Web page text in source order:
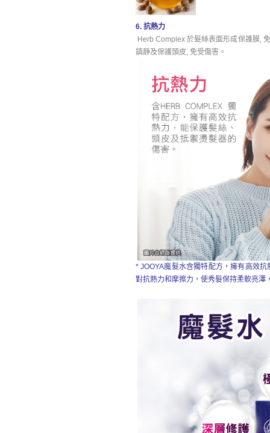
6. 抗熱力
Herb Complex 於髮絲表面形成保護膜,
鎮靜及保護頭皮, 免受傷害。
*JOOYA魔髮水含獨特配方，擁有高效抗
對抗熱力和摩擦力，使秀髮保持柔軟亮澤